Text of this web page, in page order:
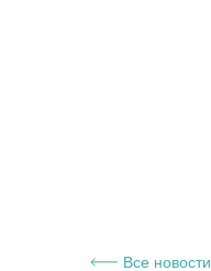
Все новости